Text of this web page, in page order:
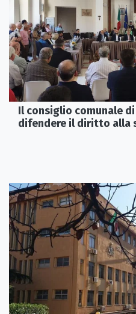
Il consiglio comunale
difendere il diritto alla